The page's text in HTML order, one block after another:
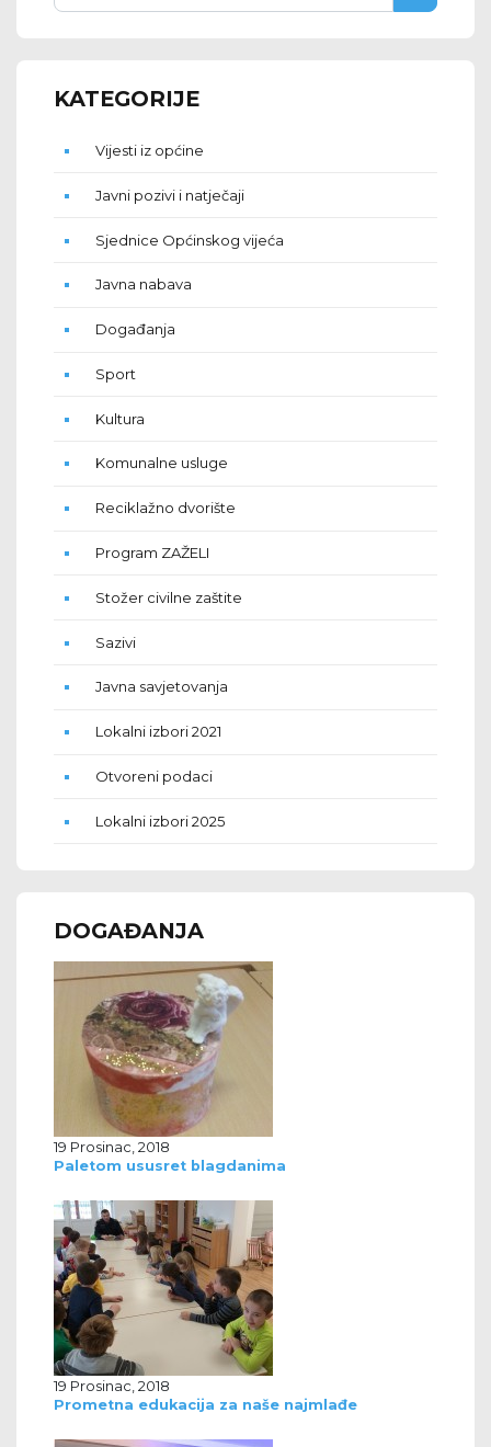
KATEGORIJE
Vijesti iz općine
Javni pozivi i natječaji
Sjednice Općinskog vijeća
Javna nabava
Događanja
Sport
Kultura
Komunalne usluge
Reciklažno dvorište
Program ZAŽELI
Stožer civilne zaštite
Sazivi
Javna savjetovanja
Lokalni izbori 2021
Otvoreni podaci
Lokalni izbori 2025
DOGAĐANJA
19 Prosinac, 2018
Paletom ususret blagdanima
19 Prosinac, 2018
Prometna edukacija za naše najmlađe